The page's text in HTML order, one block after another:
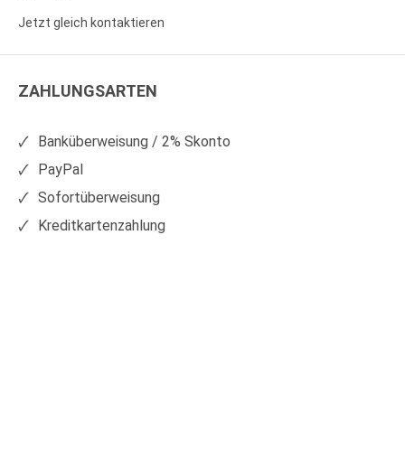
Sie
auf
Sie
auf
Jetzt gleich kontaktieren
ZAHLUNGSARTEN
Banküberweisung / 2% Skonto
PayPal
Sofortüberweisung
Kreditkartenzahlung